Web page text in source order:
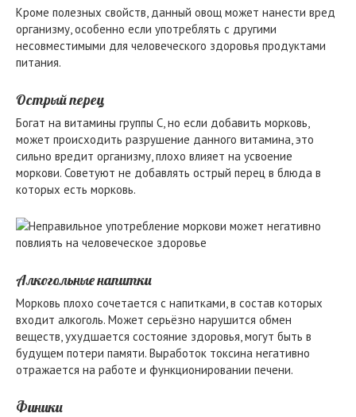
Кроме полезных свойств, данный овощ может нанести вред
организму, особенно если употреблять с другими
несовместимыми для человеческого здоровья продуктами
питания.
Острый перец
Богат на витамины группы С, но если добавить морковь,
может происходить разрушение данного витамина, это
сильно вредит организму, плохо влияет на усвоение
моркови. Советуют не добавлять острый перец в блюда в
которых есть морковь.
Алкогольные напитки
Морковь плохо сочетается с напитками, в состав которых
входит алкоголь. Может серьёзно нарушится обмен
веществ, ухудшается состояние здоровья, могут быть в
будущем потери памяти. Выработок токсина негативно
отражается на работе и функционировании печени.
Финики